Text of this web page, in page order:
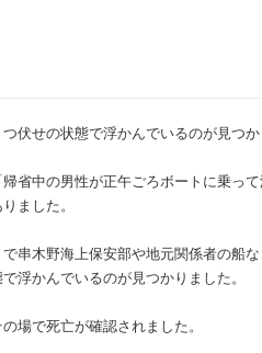
伏せの状態で浮かんでいるのが見つ
省中の男性が正午ごろボートに乗っ
ました。
串木野海上保安部や地元関係者の船
浮かんでいるのが見つかりました。
場で死亡が確認されました。